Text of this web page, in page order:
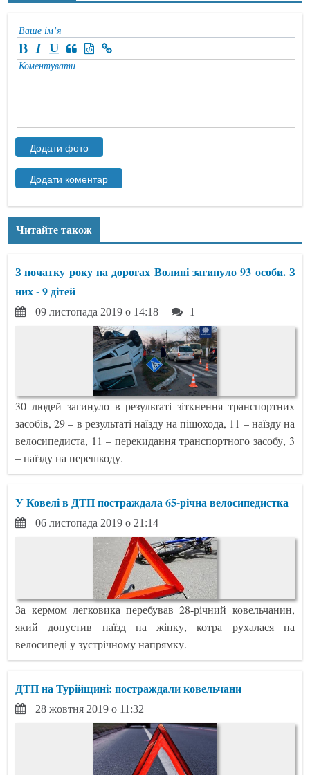
Читайте також
З початку року на дорогах Волині загинуло 93 особи. З
них - 9 дітей
09 листопада 2019 о 14:18 1
30 людей загинуло в результаті зіткнення транспортних
засобів, 29 – в результаті наїзду на пішохода, 11 – наїзду на
велосипедиста, 11 – перекидання транспортного засобу, 3
– наїзду на перешкоду.
У Ковелі в ДТП постраждала 65-річна велосипедистка
06 листопада 2019 о 21:14
За кермом легковика перебував 28-річний ковельчанин,
який допустив наїзд на жінку, котра рухалася на
велосипеді у зустрічному напрямку.
ДТП на Турійщині: постраждали ковельчани
28 жовтня 2019 о 11:32